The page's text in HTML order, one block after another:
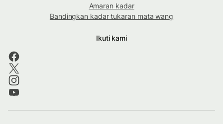
Amaran kadar
Bandingkan kadar tukaran mata wang
Ikuti kami